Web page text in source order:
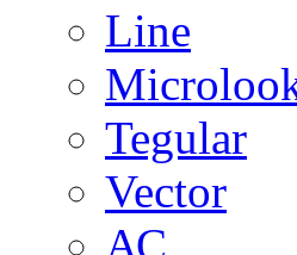
Line
Tegular
Vector
АС